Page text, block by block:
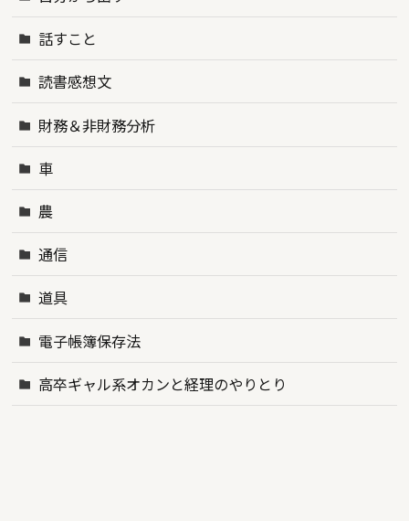
話すこと
読書感想文
財務＆非財務分析
車
農
通信
道具
電子帳簿保存法
高卒ギャル系オカンと経理のやりとり